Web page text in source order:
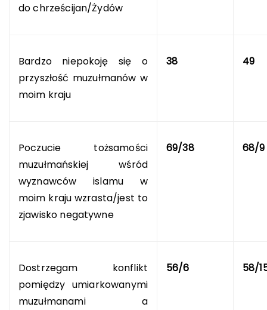
do chrześcijan/Żydów
Bardzo niepokoję się o
przyszłość muzułmanów w
moim kraju
38 49
Poczucie tożsamości
muzułmańskiej wśród
wyznawców islamu w
moim kraju wzrasta/jest to
zjawisko negatywne
69/38 68/9
Dostrzegam konflikt
pomiędzy umiarkowanymi
muzułmanami a
56/6 58/